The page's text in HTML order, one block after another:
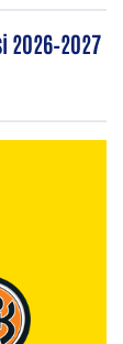
2026–2027